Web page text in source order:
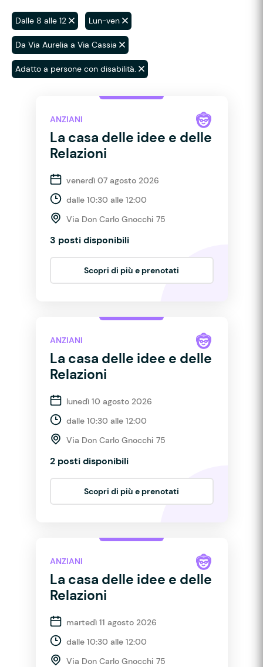
Dalle 8 alle 12 Lun-ven
Da Via Aurelia a Via Cassia
Adatto a persone con disabilità.
ANZIANI
La casa delle idee e delle
Relazioni
venerdì 07 agosto 2026
dalle 10:30 alle 12:00
Via Don Carlo Gnocchi 75
3 posti disponibili
Scopri di più e prenotati
ANZIANI
La casa delle idee e delle
Relazioni
lunedì 10 agosto 2026
dalle 10:30 alle 12:00
Via Don Carlo Gnocchi 75
2 posti disponibili
Scopri di più e prenotati
ANZIANI
La casa delle idee e delle
Relazioni
martedì 11 agosto 2026
dalle 10:30 alle 12:00
Via Don Carlo Gnocchi 75